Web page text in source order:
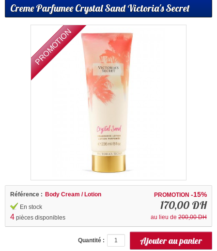
Creme Parfumee Crystal Sand Victoria's Secret
PROMOTION
PROMOTION -15%
170,00 DH
au lieu de 200,00 DH
Référence : Body Cream / Lotion
En stock
4 pièces disponibles
Quantité :